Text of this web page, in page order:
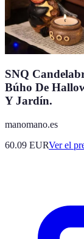
SNQ
Búho De
Y Jardín.
manomano.es
60.09 EURVer el